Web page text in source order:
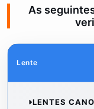
As
Lente
LENTES